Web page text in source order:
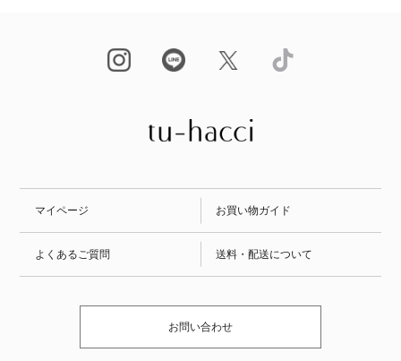
マイページ お買い物ガイド
よくあるご質問 送料・配送について
お問い合わせ